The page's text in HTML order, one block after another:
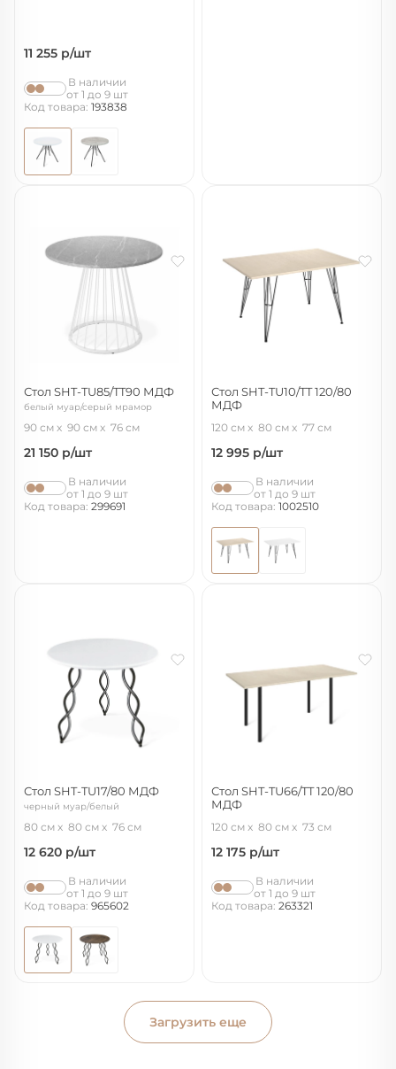
11 255 р/шт
В наличии
от 1 до 9 шт
Код товара: 193838
Стол SHT-TU85/TT90 МДФ
белый муар/серый мрамор
90 см 90 см 76 см
21 150 р/шт
В наличии
от 1 до 9 шт
Код товара: 299691
Стол SHT-TU10/TT 120/80
МДФ
120 см 80 см 77 см
12 995 р/шт
В наличии
от 1 до 9 шт
Код товара: 1002510
Стол SHT-TU17/80 МДФ
черный муар/белый
80 см 80 см 76 см
12 620 р/шт
В наличии
от 1 до 9 шт
Код товара: 965602
Стол SHT-TU66/TT 120/80
МДФ
120 см 80 см 73 см
12 175 р/шт
В наличии
от 1 до 9 шт
Код товара: 263321
Загрузить еще